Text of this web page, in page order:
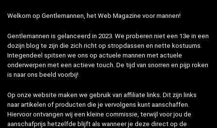
Welkom op Gentlemannen, het Web Magazine voor mannen!
Gentlemannen is gelanceerd in 2023. We proberen niet een 13e in een
dozijn blog te zijn die zich richt op stropdassen en nette kostuums.
Integendeel spitsen we ons op actuele mannen met actuele
onderwerpen met een actieve touch. De tijd van snorren en pijp roken
is naar ons beeld voorbij!
Op onze website maken we gebruik van affiliate links. Dit zijn links
naar artikelen of producten die je vervolgens kunt aanschaffen.
Hiervoor ontvangen wij een kleine commissie, terwijl voor jou de
aanschafprijs hetzelfde blijft als wanneer je deze direct op de